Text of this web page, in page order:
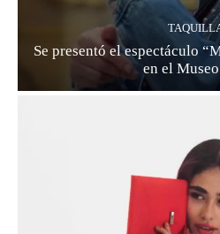
Se presentó el espectáculo
en el